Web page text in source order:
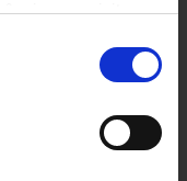
ou rejeitar
minhas